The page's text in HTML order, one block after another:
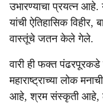
उभारण्याचा प्रयत्न आहे.
यांची ऐतिहासिक विहीर,
वास्तूंचे जतन केले गेले.
वारी ही फक्त पंढरपूरकडे
महाराष्ट्राच्या लोक
आहे, श्रम संस्कृती आहे,